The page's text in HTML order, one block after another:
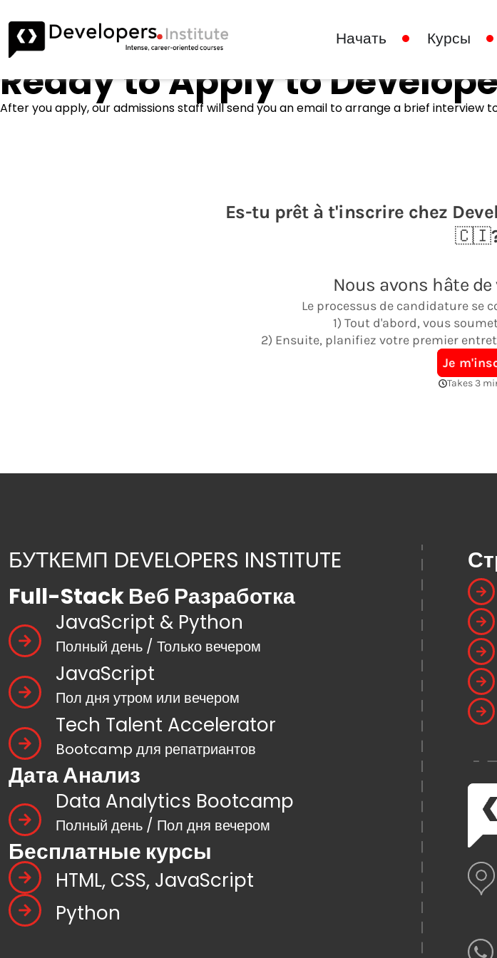
Начать Курсы
Ready to Apply to
After you apply, our admissions staff will send you an email to arrange a brief interview
БУТКЕМП DEVELOPERS INSTITUTE
Full-Stack Веб Разработка
JavaScript & Python
Полный день / Только вечером
JavaScript
Пол дня утром или вечером
Tech Talent Accelerator
Bootcamp для репатриантов
Дата Анализ
Data Analytics Bootcamp
Полный день / Пол дня вечером
Бесплатные курсы
HTML, CSS, JavaScript
Python